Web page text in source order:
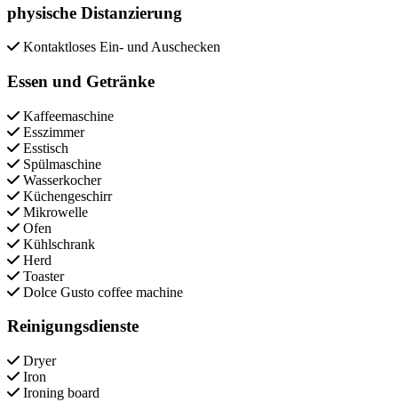
physische Distanzierung
Kontaktloses Ein- und Auschecken
Essen und Getränke
Kaffeemaschine
Esszimmer
Esstisch
Spülmaschine
Wasserkocher
Küchengeschirr
Mikrowelle
Ofen
Kühlschrank
Herd
Toaster
Dolce Gusto coffee machine
Reinigungsdienste
Dryer
Iron
Ironing board